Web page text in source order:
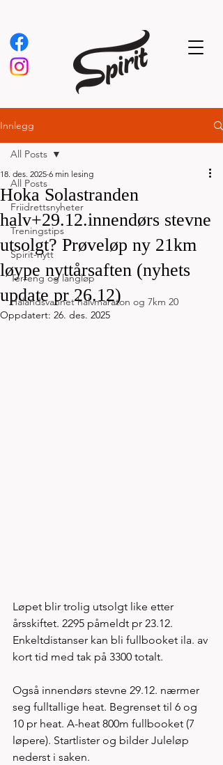
Innlegg
All Posts
Friidrettsnyheter
Treningstips
Spirit-nytt
Terreng og langløp
Hålandsvannet halvmaraton og 7km 20
All Posts
Hoka Solastranden
halv+29.12.innendørs stevne
utsolgt? Prøveløp ny 21km
løype nyttårsaften (nyhets
update pr 26.12)
18. des. 2025 6 min lesing
Oppdatert: 26. des. 2025
Løpet blir trolig utsolgt like etter
årsskiftet. 2295 påmeldt pr 23.12.
Enkeltdistanser kan bli fullbooket ila. av
kort tid med tak på 3300 totalt.
Også innendørs stevne 29.12. nærmer
seg fulltallige heat. Begrenset til 6 og
10 pr heat. A-heat 800m fullbooket (7
løpere). Startlister og bilder Juleløp
nederst i saken.